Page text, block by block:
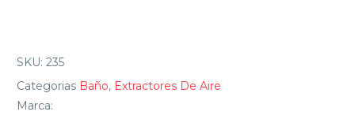
SKU: 235
Categorias Baño, Extractores De Aire
Marca: